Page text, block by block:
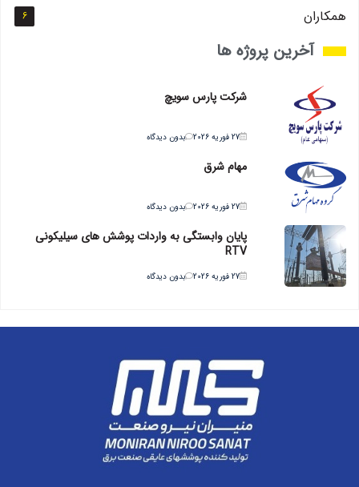
همکاران 6
آخرین پروژه ها
شرکت پارس سویچ
27 فوریه 2026 بدون دیدگاه
مهام شرق
27 فوریه 2026 بدون دیدگاه
پایان وابستگی به واردات پوشش های سیلیکونی
RTV
27 فوریه 2026 بدون دیدگاه